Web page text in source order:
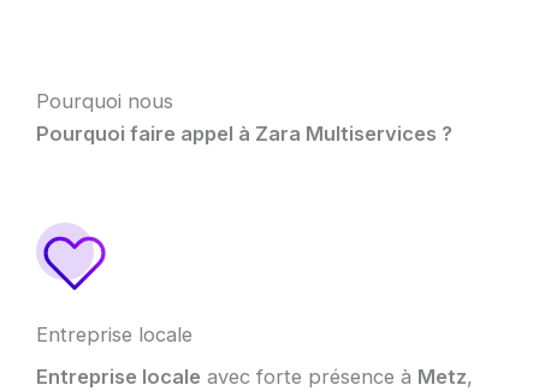
Pourquoi nous
Pourquoi faire appel à Zara Multiservices ?
Entreprise locale
Entreprise locale avec forte présence à Metz,